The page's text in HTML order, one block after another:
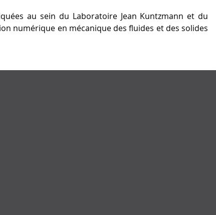
au sein du Laboratoire Jean Kuntzmann et du
numérique en mécanique des fluides et des solides